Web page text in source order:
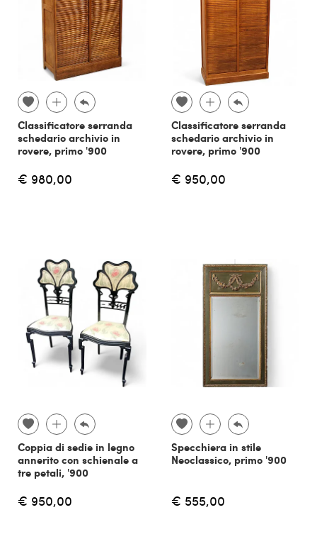
Classificatore serranda
schedario archivio in
rovere, primo '900
€ 980,00
Classificatore serranda
schedario archivio in
rovere, primo '900
€ 950,00
Coppia di sedie in legno
annerito con schienale a
tre petali, '900
€ 950,00
Specchiera in stile
Neoclassico, primo '900
€ 555,00